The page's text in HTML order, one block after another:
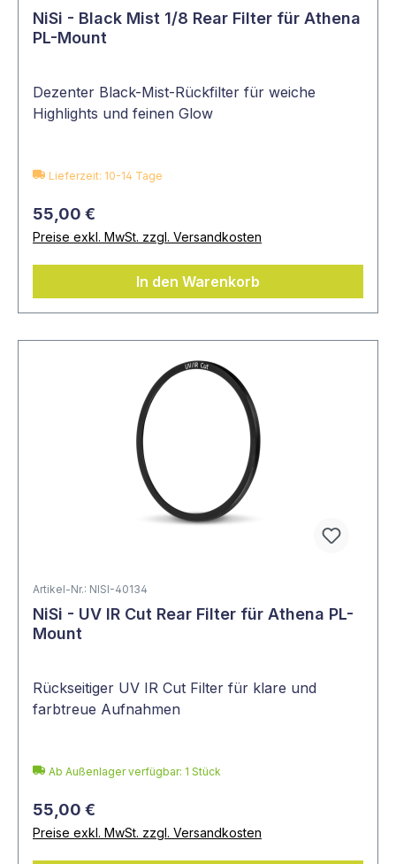
NiSi - Black Mist 1/8 Rear Filter für Athena
PL-Mount
Dezenter Black-Mist-Rückfilter für weiche
Highlights und feinen Glow
Lieferzeit: 10-14 Tage
55,00 €
Preise exkl. MwSt. zzgl. Versandkosten
In den Warenkorb
Artikel-Nr.: NISI-40134
NiSi - UV IR Cut Rear Filter für Athena PL-
Mount
Rückseitiger UV IR Cut Filter für klare und
farbtreue Aufnahmen
Ab Außenlager verfügbar: 1 Stück
55,00 €
Preise exkl. MwSt. zzgl. Versandkosten